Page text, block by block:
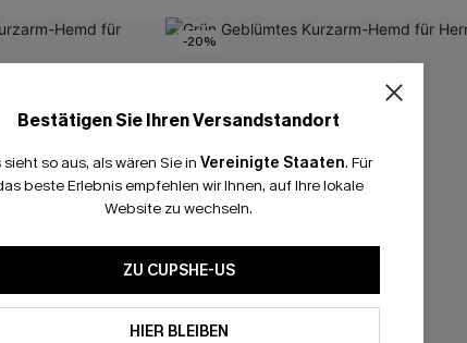
-20%
Bestätigen Sie Ihren Versandstandort
sieht so aus, als wären Sie in Vereinigte Staaten. Für
beste Erlebnis empfehlen wir Ihnen, auf Ihre lokale
Website zu wechseln.
ZU CUPSHE-US
HIER BLEIBEN